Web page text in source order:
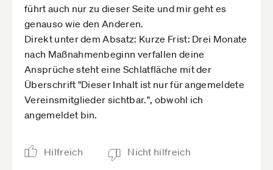
führt auch nur zu dieser Seite und mir geht es
genauso wie den Anderen.
Direkt unter dem Absatz: Kurze Frist: Drei Monate
nach Maßnahmenbeginn verfallen deine
Ansprüche steht eine Schlatfläche mit der
Überschrift "Dieser Inhalt ist nur für angemeldete
Vereinsmitglieder sichtbar.", obwohl ich
angemeldet bin.
Hilfreich Nicht hilfreich